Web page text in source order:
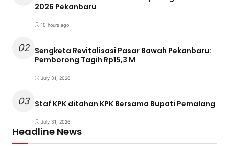
2026 Pekanbaru
10 hours ago
02 Sengketa Revitalisasi Pasar Bawah Pekanbaru:
Pemborong Tagih Rp15,3 M
July 31, 2026
03 Staf KPK ditahan KPK Bersama Bupati Pemalang
July 31, 2026
Headline News